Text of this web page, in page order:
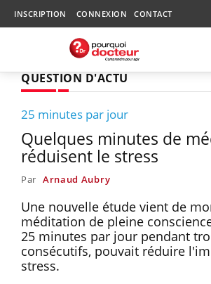
INSCRIPTION CONNEXION CONTACT
QUESTION D'ACTU
25 minutes par jour
Quelques minutes de
réduisent le stress
Par Arnaud Aubry
Une nouvelle étude vient de
méditation de pleine
25 minutes par jour pendant
consécutifs, pouvait réduire
stress.